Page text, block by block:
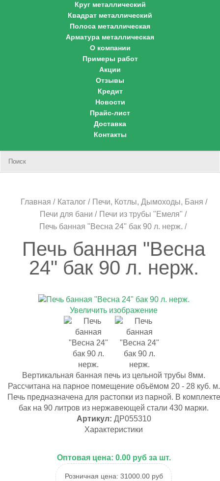
Круг металлический
Квадрат металлический
Полоса металлическая
Арматура металлическая
О компании
Примеры работ
Акции
Отзывы
Кредит
Новости
Прайс-лист
Доставка
Контакты
Главная Каталог
Печи, Котлы, Дымоходы, Баня
Печи для бани
Печи из трубы "Емеля"
Печь банная "Весна 24" бак 90 л. нерж.
Печь банная "Весна
24" бак 90 л. нерж.
Увеличить изображение
Вертикальная банная печь из цельной трубы 8мм.
Рассчитана на парное помещение объёмом 20 - 28 куб. м.
Печь предназначена для растопки из парной. В комплекте
бак на 90 литров из нержавеющей стали 430 марки.
Артикул: ДР055310
Характеристики
Оптовая цена: 0.00 руб за шт.
Розничная цена: 31000.00 руб